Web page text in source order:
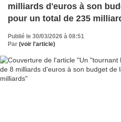
milliards d'euros à son
pour un total de 235
Publié le 30/03/2026 à 08:51
Par (voir l'article)